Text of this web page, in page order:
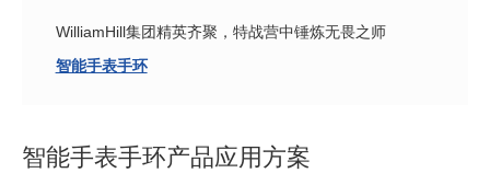
WilliamHill集团精英齐聚，特战营中锤炼无畏之师
智能手表手环
智能手表手环产品应用方案